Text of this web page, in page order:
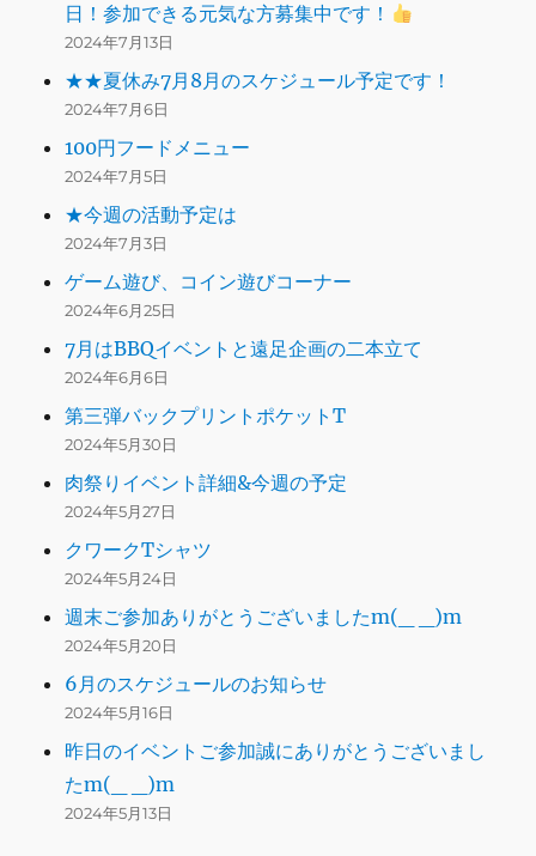
日！参加できる元気な方募集中です！
2024年7月13日
★★夏休み7月8月のスケジュール予定です！
2024年7月6日
100円フードメニュー
2024年7月5日
★今週の活動予定は
2024年7月3日
ゲーム遊び、コイン遊びコーナー
2024年6月25日
7月はBBQイベントと遠足企画の二本立て
2024年6月6日
第三弾バックプリントポケットT
2024年5月30日
肉祭りイベント詳細&今週の予定
2024年5月27日
クワークTシャツ
2024年5月24日
週末ご参加ありがとうございましたm(_ _)m
2024年5月20日
6月のスケジュールのお知らせ
2024年5月16日
昨日のイベントご参加誠にありがとうございまし
たm(_ _)m
2024年5月13日